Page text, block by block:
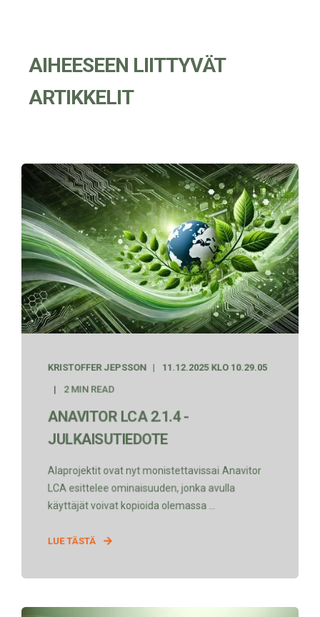
AIHEESEEN LIITTYVÄT
ARTIKKELIT
KRISTOFFER JEPSSON 11.12.2025 KLO 10.29.05
2 MIN READ
ANAVITOR LCA 2.1.4 -
JULKAISUTIEDOTE
Alaprojektit ovat nyt monistettavissaℹ️ Anavitor
LCA esittelee ominaisuuden, jonka avulla
käyttäjät voivat kopioida olemassa ...
LUE TÄSTÄ